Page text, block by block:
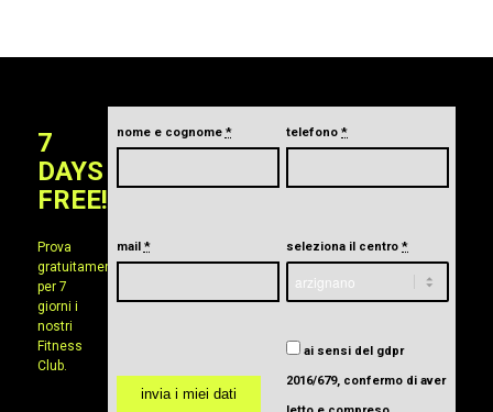
7
DAYS
FREE!
Prova
gratuitamente
per 7
giorni i
nostri
Fitness
Club.
nome e cognome * telefono*
mail * seleziona il centro*
ai sensi del gdpr
2016/679, confermo di aver